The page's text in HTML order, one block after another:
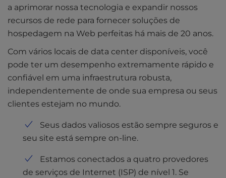
a aprimorar nossa tecnologia e expandir nossos
recursos de rede para fornecer soluções de
hospedagem na Web perfeitas há mais de 20 anos.
Com vários locais de data center disponíveis, você
pode ter um desempenho extremamente rápido e
confiável em uma infraestrutura robusta,
independentemente de onde sua empresa ou seus
clientes estejam no mundo.
Seus dados valiosos estão sempre seguros e
seu site está sempre on-line.
Estamos conectados a quatro provedores
de serviços de Internet (ISP) de nível 1. Se